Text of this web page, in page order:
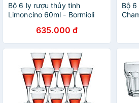
Bộ 6 ly rượu thủy tinh
Limoncino 60ml - Bormioli
635.000 đ
Bộ